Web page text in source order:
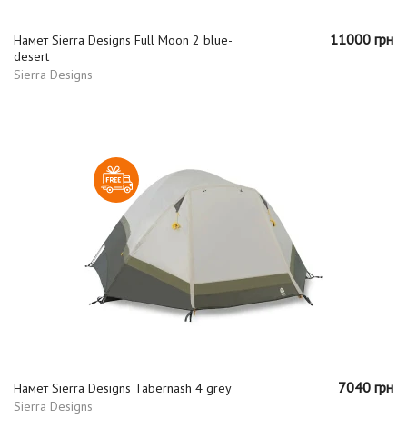
Намет Sierra Designs Full Moon 2 blue-
desert
Sierra Designs
11000 грн
Намет Sierra Designs Tabernash 4 grey
Sierra Designs
7040 грн